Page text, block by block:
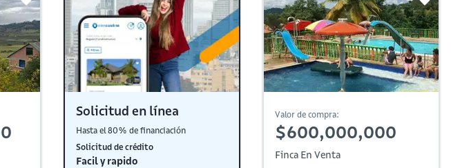
Solicitud en línea
Hasta el 80% de financiación
Solicitud de crédito
Facil y rapido
Valor de compra:
$600,000,000
Finca En Venta